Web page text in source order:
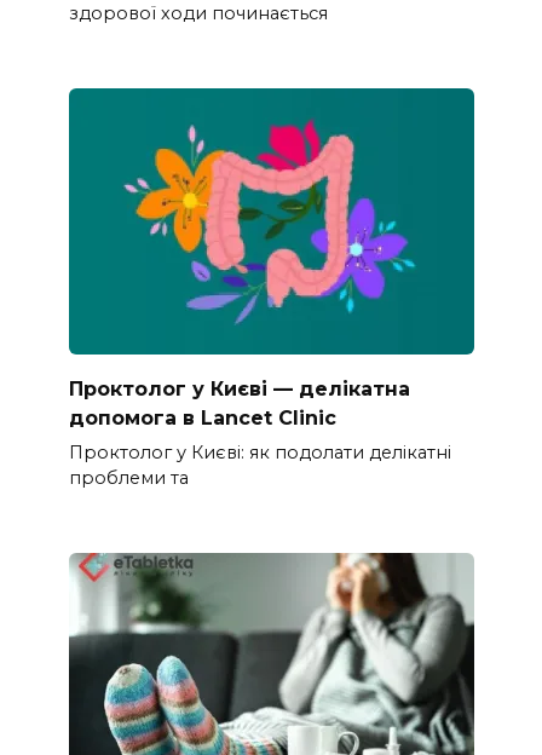
здорової ходи починається
Проктолог у Києві — делікатна
допомога в Lancet Clinic
Проктолог у Києві: як подолати делікатні
проблеми та